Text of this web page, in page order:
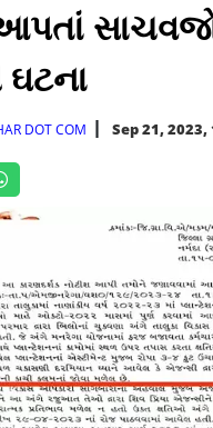
ઘટના
DOT COM Sep 21, 2023,